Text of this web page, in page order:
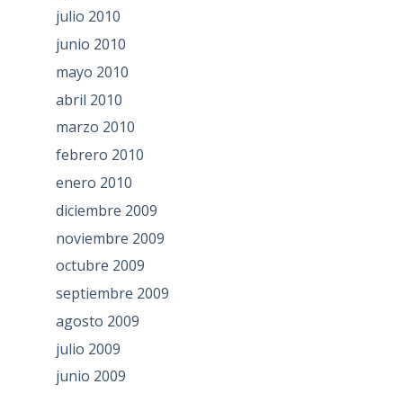
julio 2010
junio 2010
mayo 2010
abril 2010
marzo 2010
febrero 2010
enero 2010
diciembre 2009
noviembre 2009
octubre 2009
septiembre 2009
agosto 2009
julio 2009
junio 2009